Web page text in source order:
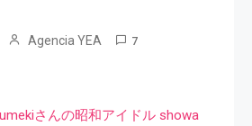
Agencia YEA 7
さんの昭和アイドル showa